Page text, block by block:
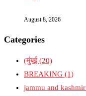
August 8, 2026
Categories
(मुंबई (20)
BREAKING (1)
jammu and kashmir